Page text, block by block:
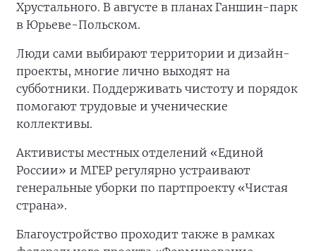
Хрустального. В августе в планах Ганшин-парк
в Юрьеве-Польском.
Люди сами выбирают территории и дизайн-
проекты, многие лично выходят на
субботники. Поддерживать чистоту и порядок
помогают трудовые и ученические
коллективы.
Активисты местных отделений «Единой
России» и МГЕР регулярно устраивают
генеральные уборки по партпроекту «Чистая
страна».
Благоустройство проходит также в рамках